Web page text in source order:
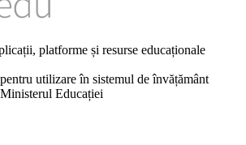
platforme și resurse educaționale
utilizare în sistemul de învățământ
Educației